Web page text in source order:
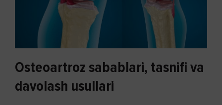
Osteoartroz sabablari, tasnifi va
davolash usullari